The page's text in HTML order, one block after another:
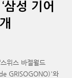
성 기어
위스 바젤월드
GRISOGONO)'와